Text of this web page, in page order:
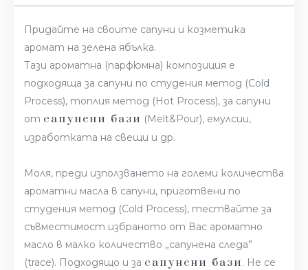
Придайте на своите сапуни и козметика
аромат на зелена ябълка.
Тази ароматна (парфюмна) композиция е
подходяща за сапуни по студения метод (Cold
Process), топлия метод (Hot Process), за сапуни
от сапунени бази (Melt&Pour), емулсии,
изработката на свещи и др.
Моля, преди използването на големи количества
ароматни масла в сапуни, приготвени по
студения метод (Cold Process), тествайте за
съвместимост избраното от Вас ароматно
масло в малко количество „сапунена следа”
(trace). Подходящо и за сапунени бази. Не се